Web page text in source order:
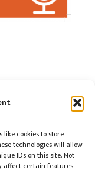
like cookies to store
technologies will allow
IDs on this site. Not
affect certain features
MVA